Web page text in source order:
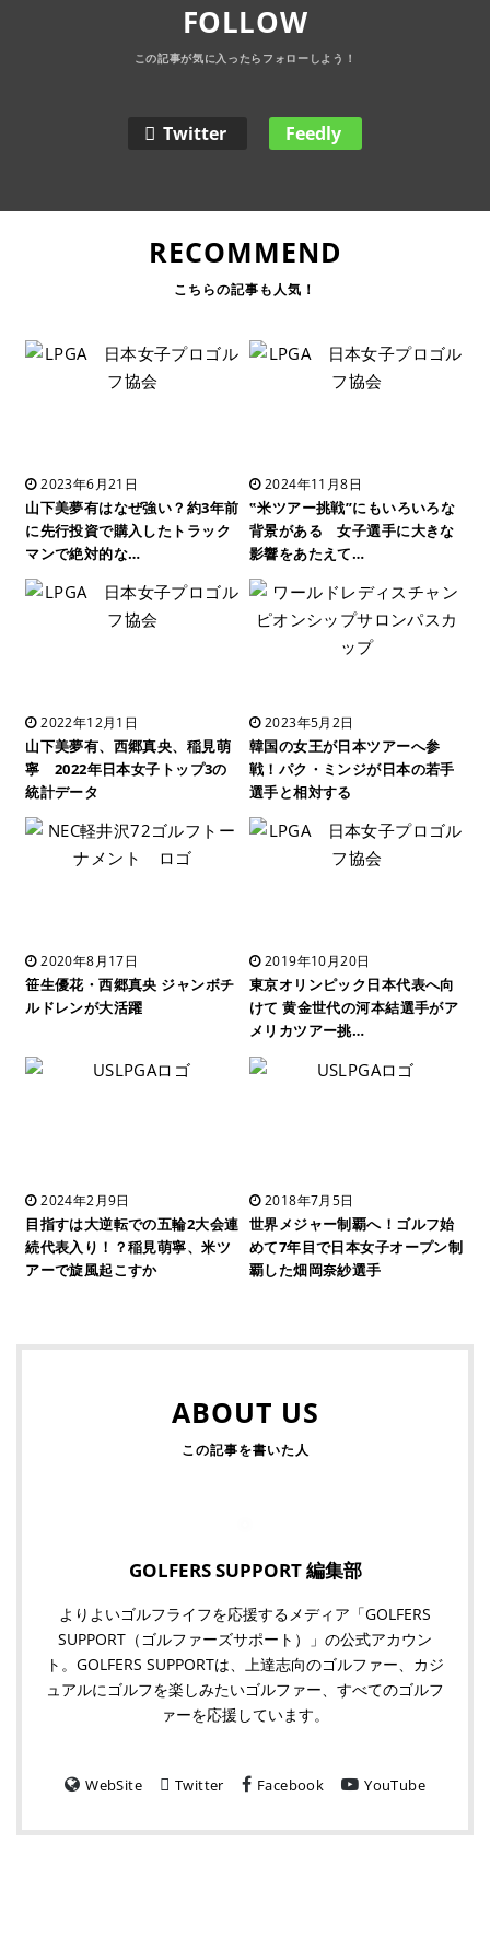
FOLLOW
Twitter Feedly
RECOMMEND
2023年6月21日
山下美夢有はなぜ強い？約3年前
に先行投資で購入したトラック
マンで絶対的な…
2024年11月8日
‟米ツアー挑戦”にもいろいろな
背景がある 女子選手に大きな
影響をあたえて…
2022年12月1日
山下美夢有、西郷真央、稲見萌
寧 2022年日本女子トップ3の
統計データ
2023年5月2日
韓国の女王が日本ツアーへ参
戦！パク・ミンジが日本の若手
選手と相対する
2020年8月17日
笹生優花・西郷真央 ジャンボチ
ルドレンが大活躍
2019年10月20日
東京オリンピック日本代表へ向
けて 黄金世代の河本結選手がア
メリカツアー挑…
2024年2月9日
目指すは大逆転での五輪2大会連
続代表入り！？稲見萌寧、米ツ
アーで旋風起こすか
2018年7月5日
世界メジャー制覇へ！ゴルフ始
めて7年目で日本女子オープン制
覇した畑岡奈紗選手
ABOUT US
GOLFERS SUPPORT 編集部
よりよいゴルフライフを応援するメディア「GOLFERS
SUPPORT（ゴルファーズサポート）」の公式アカウン
ト。GOLFERS SUPPORTは、上達志向のゴルファー、カジ
ュアルにゴルフを楽しみたいゴルファー、すべてのゴルフ
ァーを応援しています。
WebSite Twitter Facebook YouTube